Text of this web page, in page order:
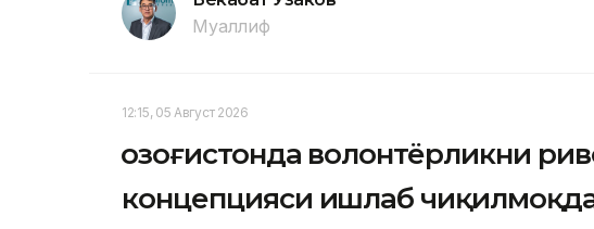
Муаллиф
12:15, 05 Август 2026
Қозоғистонда волонтёрликни
концепцияси ишлаб